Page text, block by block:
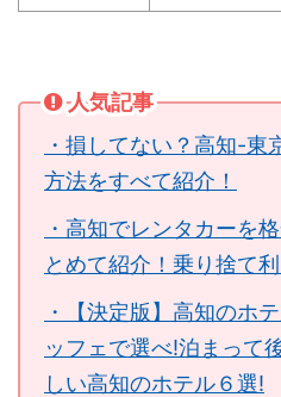
人気記事
・損してない？高知-東
方法をすべて紹介！
・高知でレンタカーを
とめて紹介！乗り捨て利
・【決定版】高知のホ
ッフェで選べ!泊まって
しい高知のホテル６選!